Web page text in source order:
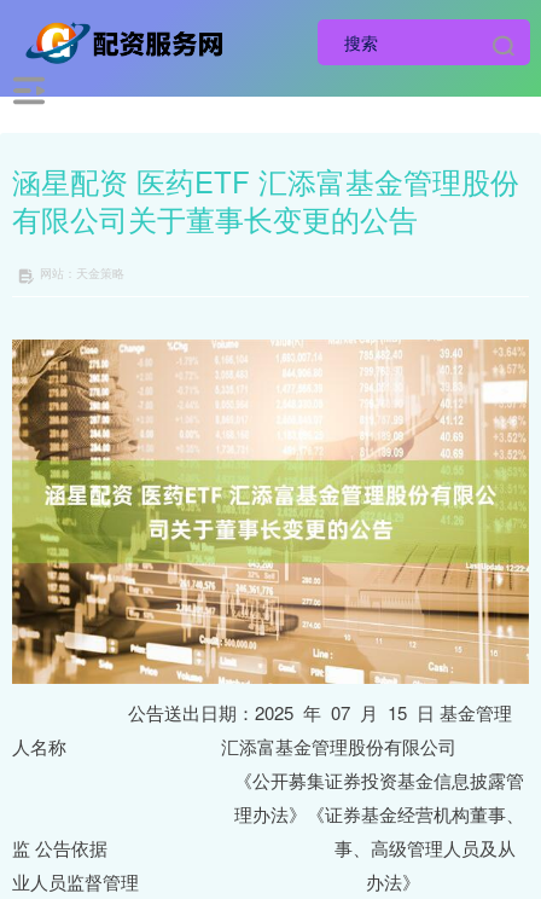
涵星配资 医药ETF 汇添富基金管理股份
有限公司关于董事长变更的公告
网站：天金策略
公告送出日期：2025 年 07 月 15 日 基金管理
人名称 汇添富基金管理股份有限公司
《公开募集证券投资基金信息披露管
理办法》《证券基金经营机构董事、
监 公告依据 事、高级管理人员及从
业人员监督管理 办法》